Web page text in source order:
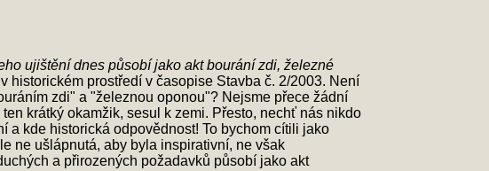
ujištění dnes působí jako akt bourání zdi, železné
prostředí v časopise Stavba č. 2/2003. Není
zdi" a "železnou oponou"? Nejsme přece žádní
krátký okamžik, sesul k zemi. Přesto, nechť nás nikdo
a kde historická odpovědnost! To bychom cítili jako
ne ušlápnutá, aby byla inspirativní, ne však
a přirozených požadavků působí jako akt